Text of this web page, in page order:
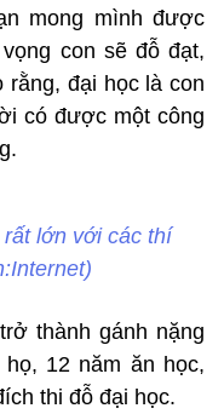
mong mình được
con sẽ đỗ đạt,
rằng, đại học là con
có được một công
lớn với các thí
thành gánh nặng
12 năm ăn học,
thi đỗ đại học.